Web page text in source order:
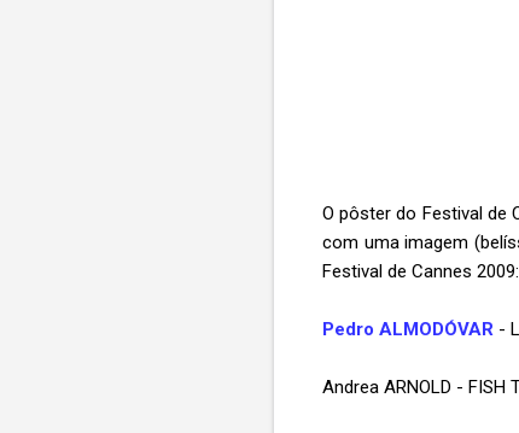
O pôster do Festival de
com uma imagem
Festival de Cannes 2009:
Pedro ALMODÓVAR -
Andrea ARNOLD - FISH